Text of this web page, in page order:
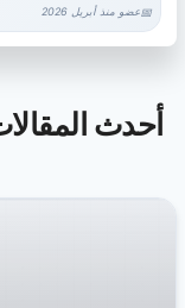
عضو منذ أبريل 2026